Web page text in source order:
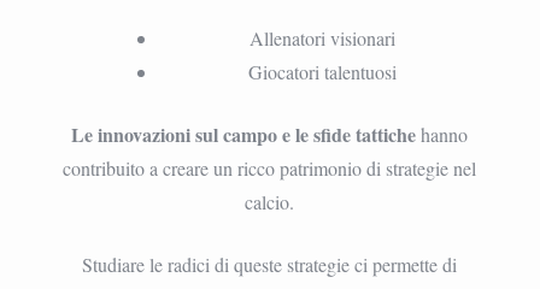
Allenatori visionari
Giocatori talentuosi
Le innovazioni sul campo e le sfide tattichehanno
contribuito a creare un ricco patrimonio di strategie nel
calcio.
Studiare le radici di queste strategie ci permette di